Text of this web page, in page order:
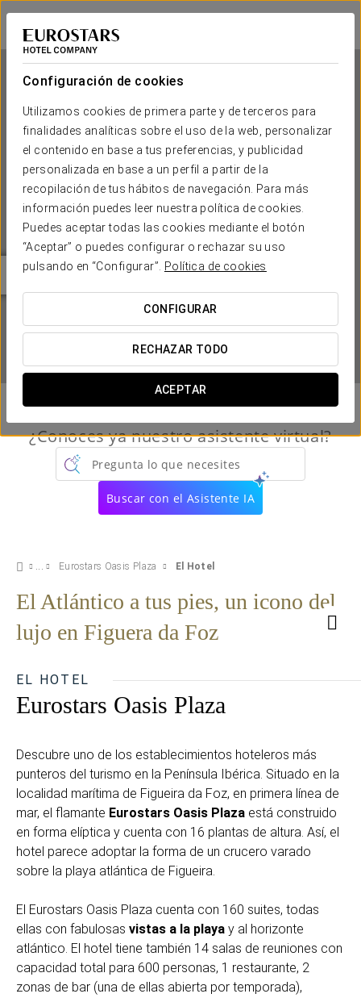
Configuración de cookies
Utilizamos cookies de primera parte y de terceros para
finalidades analíticas sobre el uso de la web, personalizar
el contenido en base a tus preferencias, y publicidad
personalizada en base a un perfil a partir de la
recopilación de tus hábitos de navegación. Para más
información puedes leer nuestra política de cookies.
Puedes aceptar todas las cookies mediante el botón
“Aceptar” o puedes configurar o rechazar su uso
pulsando en “Configurar”.
Política de cookies
CONFIGURAR
RECHAZAR TODO
ACEPTAR
Eurostars Oasis Plaza
FIGUEIRA DA FOZ
Eurostars Oasis Plaza
FIGUEIRA DA FOZ
¿CUÁNDO QUIERES IR?
¿Conoces ya nuestro asistente virtual?
Pregunta lo que necesites
Buscar con el Asistente IA
Eurostars Oasis Plaza El Hotel
El Atlántico a tus pies, un icono del
lujo en Figuera da Foz
EL HOTEL
Eurostars Oasis Plaza
Descubre uno de los establecimientos hoteleros más
punteros del turismo en la Península Ibérica. Situado en la
localidad marítima de Figueira da Foz, en primera línea de
mar, el flamante Eurostars Oasis Plaza está construido
en forma elíptica y cuenta con 16 plantas de altura. Así, el
hotel parece adoptar la forma de un crucero varado
sobre la playa atlántica de Figueira.
El Eurostars Oasis Plaza cuenta con 160 suites, todas
ellas con fabulosas vistas a la playa y al horizonte
atlántico. El hotel tiene también 14 salas de reuniones con
capacidad total para 600 personas, 1 restaurante, 2
zonas de bar (una de ellas abierta por temporada),